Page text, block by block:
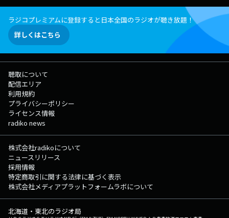
ラジコプレミアムに登録すると日本全国のラジオが聴き放題！
詳しくはこちら
聴取について
配信エリア
利用規約
プライバシーポリシー
ライセンス情報
radiko news
株式会社radikoについて
ニュースリリース
採用情報
特定商取引に関する法律に基づく表示
株式会社メディアプラットフォームラボについて
北海道・東北のラジオ局